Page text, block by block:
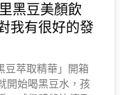
黑豆美顏飲
我有很好的發
豆萃取精華」開箱
開始喝黑豆水，孩